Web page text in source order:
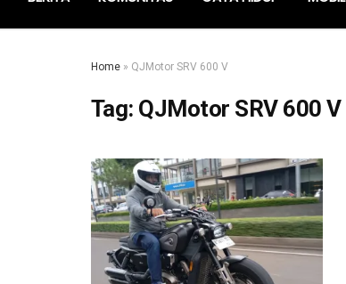
Home » QJMotor SRV 600 V
Tag: QJMotor SRV 600 V